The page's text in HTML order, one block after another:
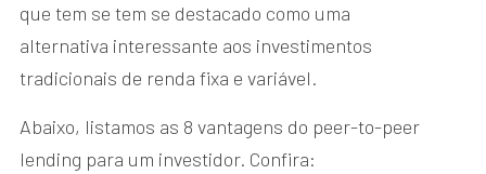
que tem se tem se destacado como uma
alternativa interessante aos investimentos
tradicionais de renda fixa e variável.
Abaixo, listamos as 8 vantagens do peer-to-peer
lending para um investidor. Confira: